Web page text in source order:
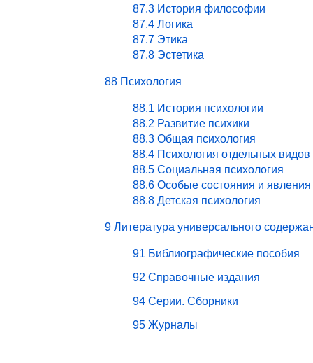
87.3 История философии
87.4 Логика
87.7 Этика
87.8 Эстетика
88 Психология
88.1 История психологии
88.2 Развитие психики
88.3 Общая психология
88.4 Психология отдельных
88.5 Социальная психология
88.6 Особые состояния и явления
88.8 Детская психология
9 Литература универсального
91 Библиографические пособия
92 Справочные издания
94 Серии. Сборники
95 Журналы